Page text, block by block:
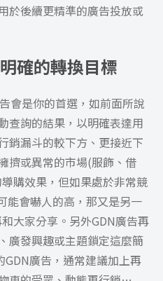
於後續更精準的廣告投放或
確的轉換目標
會是你的首選，如前面所說
查詢的結果，以明確表達用
銷漏斗的較下方、更接近下
擠或異常的市場(服飾、借
購效果，但如果處於非常競
能會嚇人的高，那又是另一
大家分享。另外GDN廣告再
廣發興趣或主題鎖定這麼簡
廣告，通常建議加上再